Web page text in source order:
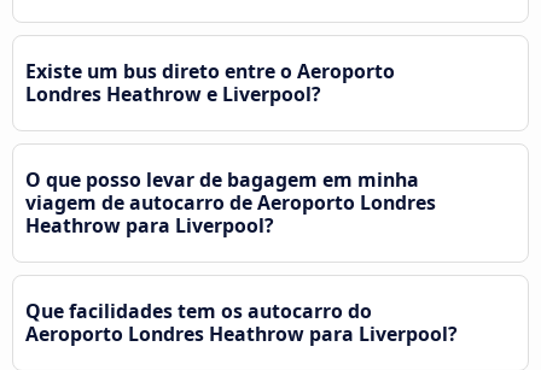
Existe um bus direto entre o Aeroporto
Londres Heathrow e Liverpool?
O que posso levar de bagagem em minha
viagem de autocarro de Aeroporto Londres
Heathrow para Liverpool?
Que facilidades tem os autocarro do
Aeroporto Londres Heathrow para Liverpool?